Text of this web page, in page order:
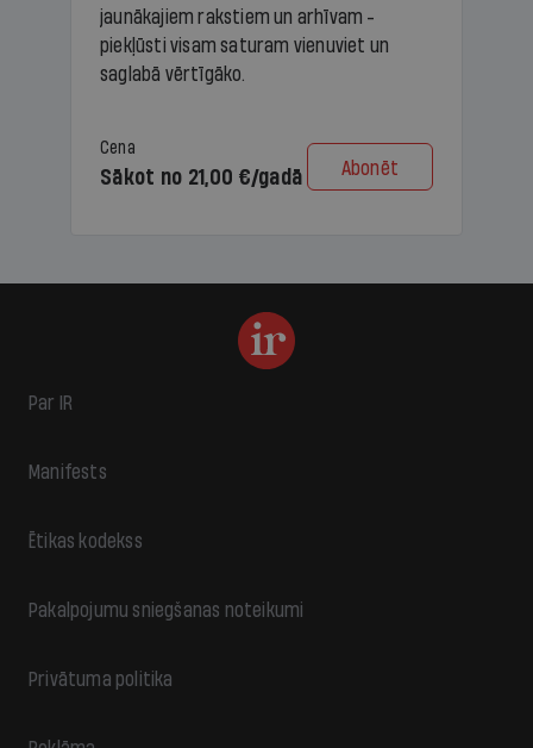
jaunākajiem rakstiem un arhīvam -
piekļūsti visam saturam vienuviet un
saglabā vērtīgāko.
Cena
Sākot no 21,00 €/gadā Abonēt
Par IR
Manifests
Ētikas kodekss
Pakalpojumu sniegšanas noteikumi
Privātuma politika